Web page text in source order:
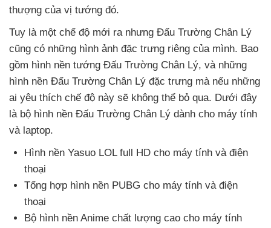
thượng của vị tướng đó.
Tuy là một chế độ mới ra nhưng Đấu Trường Chân Lý
cũng có những hình ảnh đặc trưng riêng của mình. Bao
gồm hình nền tướng Đấu Trường Chân Lý, và những
hình nền Đấu Trường Chân Lý đặc trưng mà nếu những
ai yêu thích chế độ này sẽ không thể bỏ qua. Dưới đây
là bộ hình nền Đấu Trường Chân Lý dành cho máy tính
và laptop.
Hình nền Yasuo LOL full HD cho máy tính và điện
thoại
Tổng hợp hình nền PUBG cho máy tính và điện
thoại
Bộ hình nền Anime chất lượng cao cho máy tính